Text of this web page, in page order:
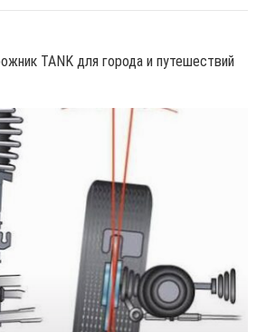
TANK для города и путешествий